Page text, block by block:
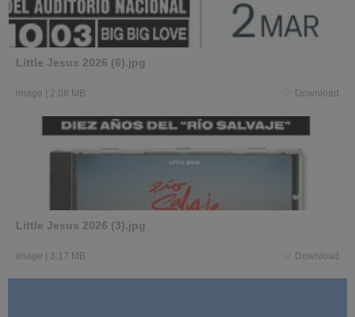
Little Jesus 2026 (6).jpg
image | 2.08 MB Download
Little Jesus 2026 (3).jpg
image | 3.17 MB Download